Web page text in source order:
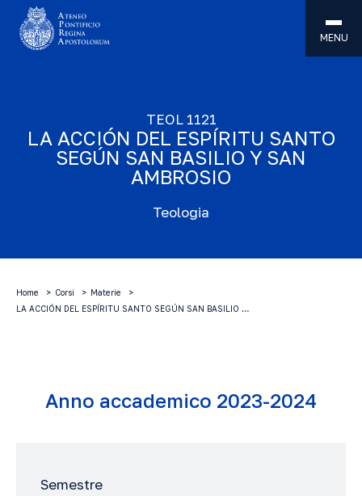
MENU
TEOL 1121
LA ACCIÓN DEL ESPÍRITU SANTO
SEGÚN SAN BASILIO Y SAN
AMBROSIO
Teologia
Home Corsi
Materie
LA ACCIÓN DEL ESPÍRITU SANTO SEGÚN SAN BASILIO …
Anno accademico 2023-2024
Semestre